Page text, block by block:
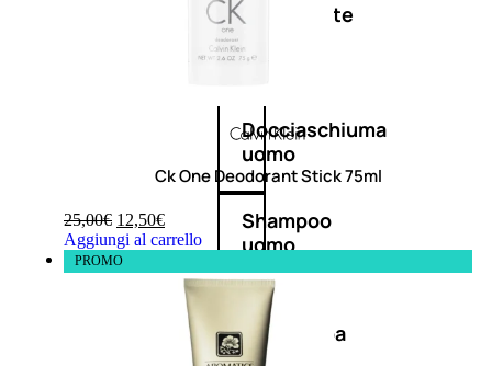
Detergente
uomo
Docciaschiuma
uomo
Shampoo
uomo
Dopobarba
Ck One Deodorant Stick 75ml
25,00€ 12,50€
Aggiungi al carrello
PROMO